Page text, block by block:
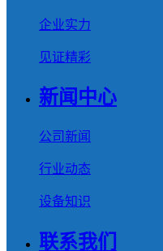
企业实力
见证精彩
新闻中心
公司新闻
行业动态
设备知识
联系我们